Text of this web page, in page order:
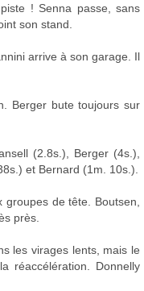
! Senna passe, sans
son stand.
arrive à son garage. Il
Berger bute toujours sur
(2.8s.), Berger (4s.),
et Bernard (1m. 10s.).
groupes de tête. Boutsen,
près.
les virages lents, mais le
réaccélération. Donnelly